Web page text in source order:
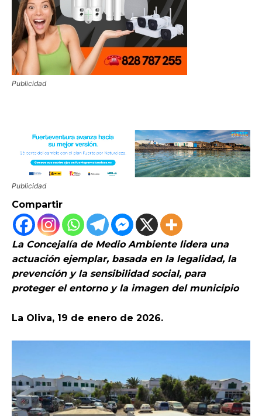
Publicidad
Publicidad
Compartir
La Concejalía de Medio Ambiente lidera una
actuación ejemplar, basada en la legalidad, la
prevención y la sensibilidad social, para
proteger el entorno y la imagen del municipio
La Oliva, 19 de enero de 2026.